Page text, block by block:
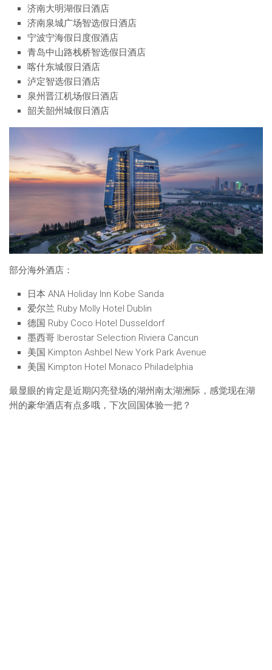
济南大明湖假日酒店
济南泉城广场智选假日酒店
宁波宁海假日度假酒店
青岛中山路栈桥智选假日酒店
喀什东城假日酒店
泸定智选假日酒店
泉州晋江机场假日酒店
韶关韶州城假日酒店
部分海外酒店：
日本 ANA Holiday Inn Kobe Sanda
爱尔兰 Ruby Molly Hotel Dublin
德国 Ruby Coco Hotel Dusseldorf
墨西哥 Iberostar Selection​ Riviera Cancun
美国 Kimpton Ashbel New York Park Avenue
美国 Kimpton Hotel Monaco Philadelphia
最显眼的肯定是近期闪亮登场的湖州南太湖洲际，感觉现在湖
州的豪华酒店有点多哦，下次回国体验一把？